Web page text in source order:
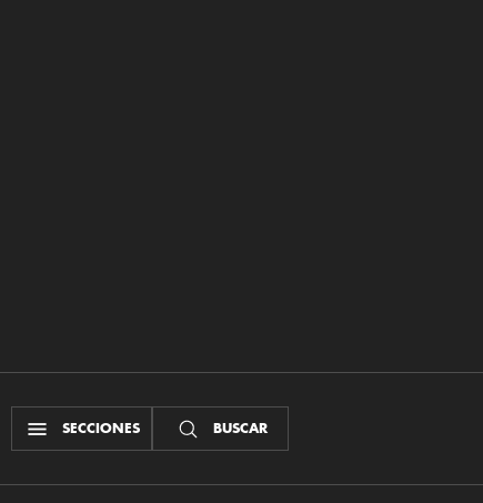
SECCIONES BUSCAR